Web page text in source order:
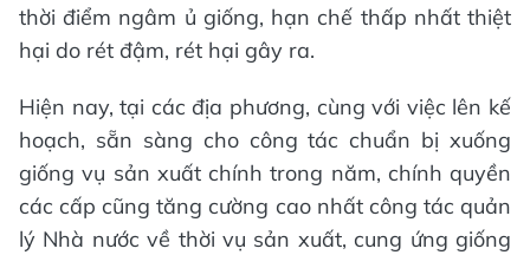
thời điểm ngâm ủ giống, hạn chế thấp nhất thiệt
hại do rét đậm, rét hại gây ra.
Hiện nay, tại các địa phương, cùng với việc lên kế
hoạch, sẵn sàng cho công tác chuẩn bị xuống
giống vụ sản xuất chính trong năm, chính quyền
các cấp cũng tăng cường cao nhất công tác quản
lý Nhà nước về thời vụ sản xuất, cung ứng giống